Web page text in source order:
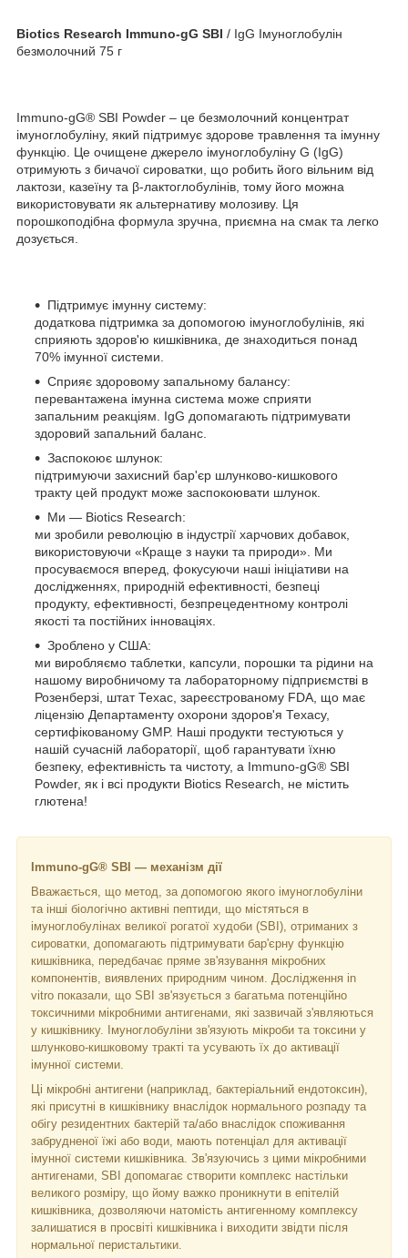
Biotics Research Immuno-gG SBI / IgG Імуноглобулін
безмолочний 75 г
Immuno-gG® SBI Powder – це безмолочний концентрат
імуноглобуліну, який підтримує здорове травлення та імунну
функцію. Це очищене джерело імуноглобуліну G (IgG)
отримують з бичачої сироватки, що робить його вільним від
лактози, казеїну та β-лактоглобулінів, тому його можна
використовувати як альтернативу молозиву. Ця
порошкоподібна формула зручна, приємна на смак та легко
дозується.
Підтримує імунну систему:
додаткова підтримка за допомогою імуноглобулінів, які
сприяють здоров'ю кишківника, де знаходиться понад
70% імунної системи.
Сприяє здоровому запальному балансу:
перевантажена імунна система може сприяти
запальним реакціям. IgG допомагають підтримувати
здоровий запальний баланс.
Заспокоює шлунок:
підтримуючи захисний бар'єр шлунково-кишкового
тракту цей продукт може заспокоювати шлунок.
Ми — Biotics Research:
ми зробили революцію в індустрії харчових добавок,
використовуючи «Краще з науки та природи». Ми
просуваємося вперед, фокусуючи наші ініціативи на
дослідженнях, природній ефективності, безпеці
продукту, ефективності, безпрецедентному контролі
якості та постійних інноваціях.
Зроблено у США:
ми виробляємо таблетки, капсули, порошки та рідини на
нашому виробничому та лабораторному підприємстві в
Розенберзі, штат Техас, зареєстрованому FDA, що має
ліцензію Департаменту охорони здоров'я Техасу,
сертифікованому GMP. Наші продукти тестуються у
нашій сучасній лабораторії, щоб гарантувати їхню
безпеку, ефективність та чистоту, а Immuno-gG® SBI
Powder, як і всі продукти Biotics Research, не містить
глютена!
Immuno-gG® SBI — механізм дії
Вважається, що метод, за допомогою якого імуноглобуліни
та інші біологічно активні пептиди, що містяться в
імуноглобулінах великої рогатої худоби (SBI), отриманих з
сироватки, допомагають підтримувати бар'єрну функцію
кишківника, передбачає пряме зв'язування мікробних
компонентів, виявлених природним чином. Дослідження in
vitro показали, що SBI зв'язується з багатьма потенційно
токсичними мікробними антигенами, які зазвичай з'являються
у кишківнику. Імуноглобуліни зв'язують мікроби та токсини у
шлунково-кишковому тракті та усувають їх до активації
імунної системи.
Ці мікробні антигени (наприклад, бактеріальний ендотоксин),
які присутні в кишківнику внаслідок нормального розпаду та
обігу резидентних бактерій та/або внаслідок споживання
забрудненої їжі або води, мають потенціал для активації
імунної системи кишківника. Зв'язуючись з цими мікробними
антигенами, SBI допомагає створити комплекс настільки
великого розміру, що йому важко проникнути в епітелій
кишківника, дозволяючи натомість антигенному комплексу
залишатися в просвіті кишківника і виходити звідти після
нормальної перистальтики.